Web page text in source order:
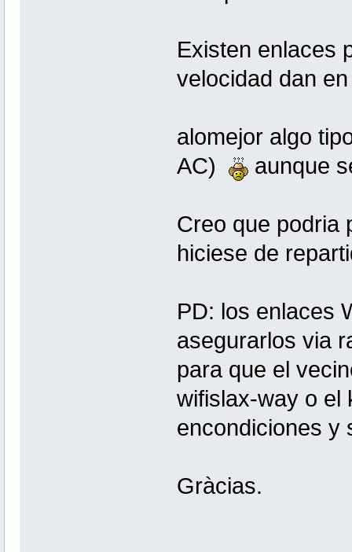
Existen enlaces
velocidad dan
alomejor algo
AC)
aunque
Creo que podria
hiciese de
PD: los enlaces
asegurarlos via
para que el
wifislax-way o el
encondiciones y
Gràcias.